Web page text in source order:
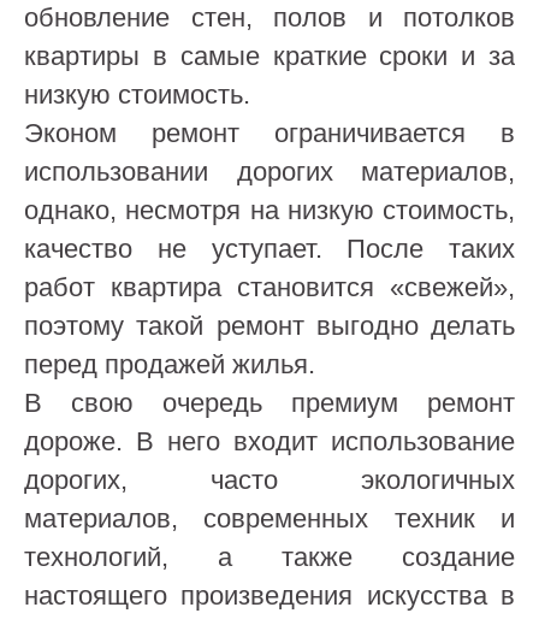
обновление стен, полов и потолков
квартиры в самые краткие сроки и за
низкую стоимость.
Эконом ремонт ограничивается в
использовании дорогих материалов,
однако, несмотря на низкую стоимость,
качество не уступает. После таких
работ квартира становится «свежей»,
поэтому такой ремонт выгодно делать
перед продажей жилья.
В свою очередь премиум ремонт
дороже. В него входит использование
дорогих, часто экологичных
материалов, современных техник и
технологий, а также создание
настоящего произведения искусства в